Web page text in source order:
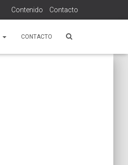
Contenido Contacto
CONTACTO